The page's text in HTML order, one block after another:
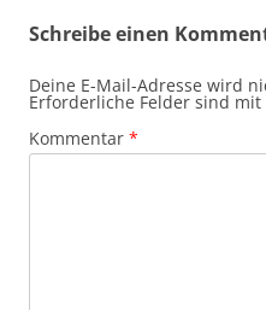
Schreibe einen
Deine E-Mail-Adresse wird
Erforderliche Felder sind mit
Kommentar *